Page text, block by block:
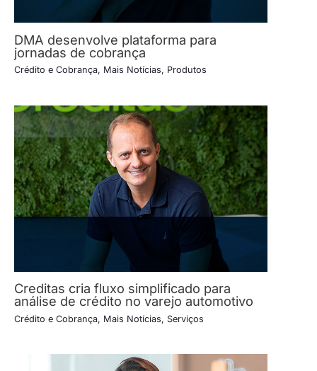
DMA desenvolve plataforma para
jornadas de cobrança
Crédito e Cobrança, Mais Notícias, Produtos
Creditas cria fluxo simplificado para
análise de crédito no varejo automotivo
Crédito e Cobrança, Mais Notícias, Serviços